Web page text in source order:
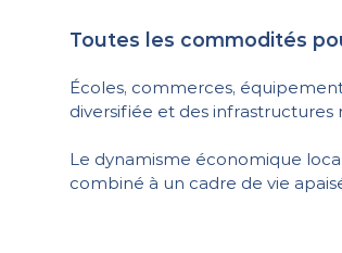
Toutes les commodités
Écoles, commerces,
diversifiée et des infrastructures
Le dynamisme économique
combiné à un cadre de vie